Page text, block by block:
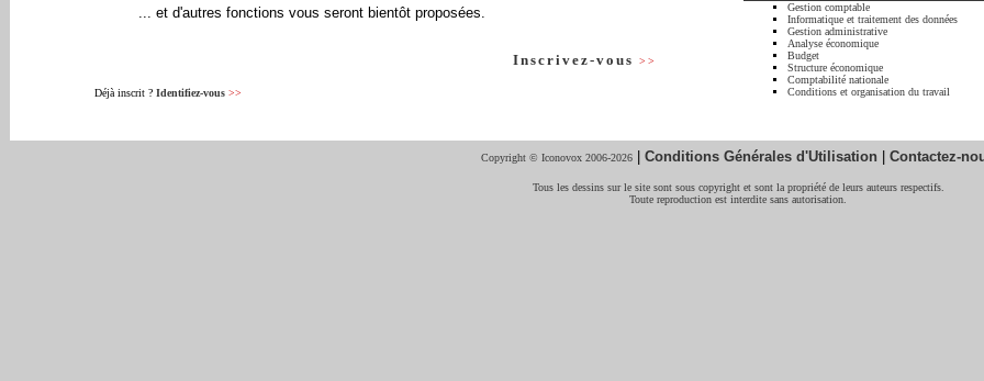
... et d'autres fonctions vous seront bientôt proposées.
Inscrivez-vous >>
Déjà inscrit ? Identifiez-vous >>
Gestion comptable
Informatique et traitement des données
Gestion administrative
Analyse économique
Budget
Structure économique
Comptabilité nationale
Conditions et organisation du travail
Copyright © Iconovox 2006-2026 | Conditions Générales d'Utilisation | Contactez-
Tous les dessins sur le site sont sous copyright et sont la propriété de leurs auteurs respectifs.
Toute reproduction est interdite sans autorisation.